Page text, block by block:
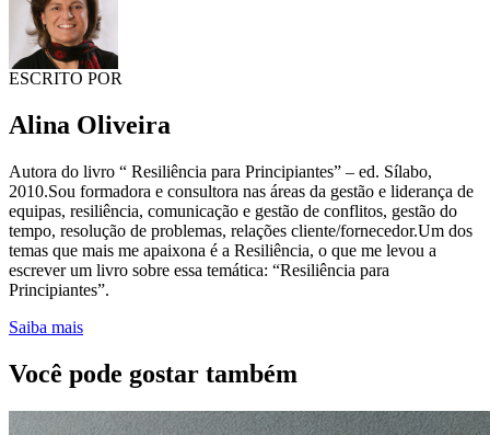
ESCRITO POR
Alina Oliveira
Autora do livro “ Resiliência para Principiantes” – ed. Sílabo,
2010.Sou formadora e consultora nas áreas da gestão e liderança de
equipas, resiliência, comunicação e gestão de conflitos, gestão do
tempo, resolução de problemas, relações cliente/fornecedor.Um dos
temas que mais me apaixona é a Resiliência, o que me levou a
escrever um livro sobre essa temática: “Resiliência para
Principiantes”.
Saiba mais
Você pode gostar também